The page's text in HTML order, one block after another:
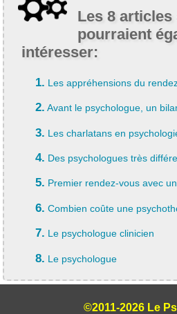
Les 8
pourraient
intéresser:
1. Les appréhensions du
2. Avant le psychologue, un
3. Les charlatans en
4. Des psychologues très
5. Premier rendez-vous avec
6. Combien coûte une
7. Le psychologue clinicien
8. Le psychologue
©2011-2026 Le